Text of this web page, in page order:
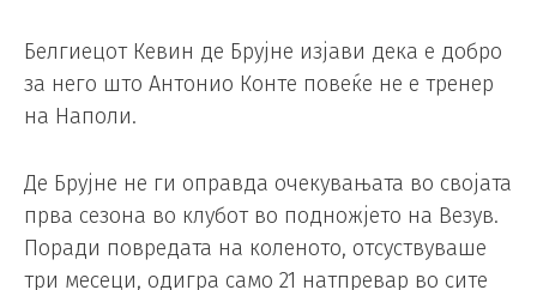
Белгиецот Кевин де Брујне изјави дека е добро
за него што Антонио Конте повеќе не е тренер
на Наполи.
Де Брујне не ги оправда очекувањата во својата
прва сезона во клубот во подножјето на Везув.
Поради повредата на коленото, отсуствуваше
три месеци, одигра само 21 натпревар во сите